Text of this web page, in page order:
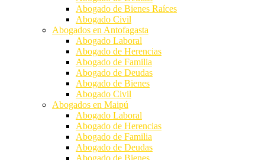
Abogado de Bienes Raíces
Abogado Civil
Abogados en Antofagasta
Abogado Laboral
Abogado de Herencias
Abogado de Familia
Abogado de Deudas
Abogado de Bienes
Abogado Civil
Abogados en Maipú
Abogado Laboral
Abogado de Herencias
Abogado de Familia
Abogado de Deudas
Abogado de Bienes